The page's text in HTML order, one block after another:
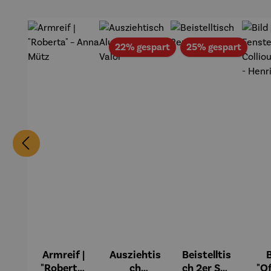
Armreif |
"Roberta"
22% gespartRabatt
Ausziehtis
ch
25% gespartRabatt
Beistelltis
ch 2er Set